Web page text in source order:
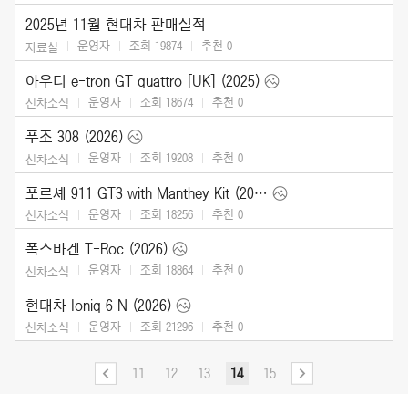
2025년 11월 현대차 판매실적
자료실 운영자 조회 19874 추천 0
아우디 e-tron GT quattro [UK] (2025)
신차소식 운영자 조회 18674 추천 0
푸조 308 (2026)
신차소식 운영자 조회 19208 추천 0
포르셰 911 GT3 with Manthey Kit (2026)
신차소식 운영자 조회 18256 추천 0
폭스바겐 T-Roc (2026)
신차소식 운영자 조회 18864 추천 0
현대차 Ioniq 6 N (2026)
신차소식 운영자 조회 21296 추천 0
11 12 13 14 15